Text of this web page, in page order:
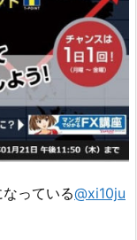
っている@xi10ju